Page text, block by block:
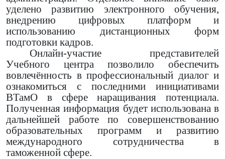
уделено развитию электронного обучения,
внедрению цифровых платформ и
использованию дистанционных форм
подготовки кадров.
Онлайн-участие представителей
Учебного центра позволило обеспечить
вовлечённость в профессиональный диалог и
ознакомиться с последними инициативами
ВТамО в сфере наращивания потенциала.
Полученная информация будет использована в
дальнейшей работе по совершенствованию
образовательных программ и развитию
международного сотрудничества в
таможенной сфере.